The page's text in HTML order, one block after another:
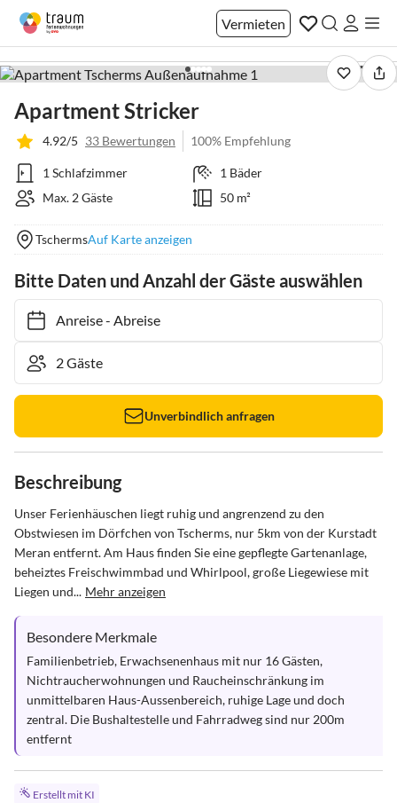
Vermieten
1 / 28
Apartment Stricker
4.92/5 33 Bewertungen 100% Empfehlung
1 Schlafzimmer
1 Bäder
Max. 2 Gäste
50 m²
TschermsAuf Karte anzeigen
Bitte Daten und Anzahl der Gäste auswählen
Anreise- Abreise
Unverbindlich anfragen
Beschreibung
Unser Ferienhäuschen liegt ruhig und angrenzend zu den
Obstwiesen im Dörfchen von Tscherms, nur 5km von der Kurstadt
Meran entfernt. Am Haus finden Sie eine gepflegte Gartenanlage,
beheiztes Freischwimmbad und Whirlpool, große Liegewiese mit
Liegen und... Mehr anzeigen
Besondere Merkmale
Familienbetrieb, Erwachsenenhaus mit nur 16 Gästen,
Nichtraucherwohnungen und Raucheinschränkung im
unmittelbaren Haus-Aussenbereich, ruhige Lage und doch
zentral. Die Bushaltestelle und Fahrradweg sind nur 200m
entfernt
Erstellt mit KI